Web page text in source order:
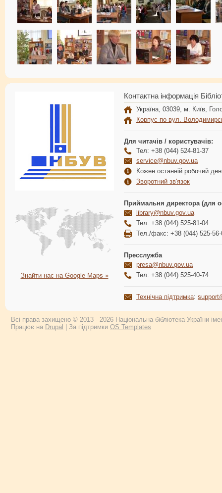
Знайти нас на Google Maps »
Контактна інформація
Україна, 03039, м. Київ,
Корпус по вул.
Для читачів / користувачів:
Тел: +38 (044) 524-81-37
service@nbuv.gov.ua
Кожен останній робочий
Зворотний зв'язок
Приймальня директора (для
library@nbuv.gov.ua
Тел: +38 (044) 525-81-04
Тел./факс: +38 (044) 525-56-
Пресслужба
presa@nbuv.gov.ua
Тел: +38 (044) 525-40-74
Технічна підтримка:
Всі права захищено © 2013 - 2026 Національна бібліотека України
Працює на Drupal | За підтримки OS Templates